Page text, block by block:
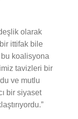
olarak
ittifak bile
koalisyona
tavizleri bir
ve mutlu
bir siyaset